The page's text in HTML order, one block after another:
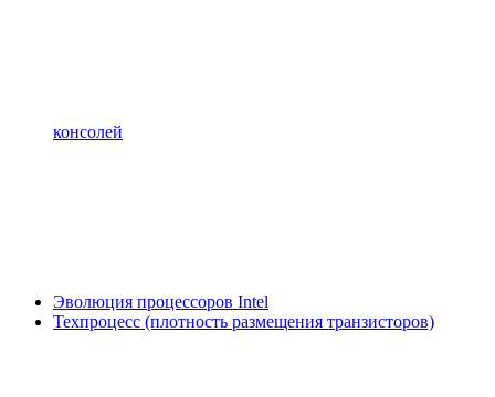
консолей
Эволюция процессоров Intel
Техпроцесс (плотность размещения транзисторов)